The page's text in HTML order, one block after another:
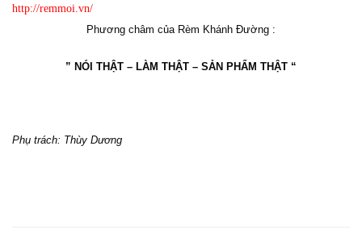
http://remmoi.vn/
Phương châm của Rèm Khánh Đường :
” NÓI THẬT – LÀM THẬT – SẢN PHẨM THẬT “
Phụ trách: Thùy Dương